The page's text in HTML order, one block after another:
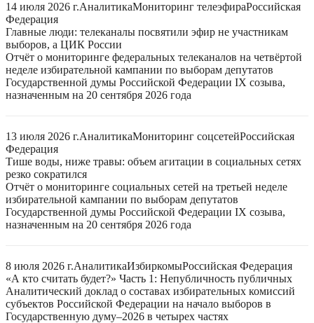
14 июля 2026 г.АналитикаМониторинг телеэфираРоссийская
Федерация
Главные люди: телеканалы посвятили эфир не участникам
выборов, а ЦИК России
Отчёт о мониторинге федеральных телеканалов на четвёртой
неделе избирательной кампании по выборам депутатов
Государственной думы Российской Федерации IX созыва,
назначенным на 20 сентября 2026 года
13 июля 2026 г.АналитикаМониторинг соцсетейРоссийская
Федерация
Тише воды, ниже травы: объем агитации в социальных сетях
резко сократился
Отчёт о мониторинге социальных сетей на третьей неделе
избирательной кампании по выборам депутатов
Государственной думы Российской Федерации IX созыва,
назначенным на 20 сентября 2026 года
8 июля 2026 г.АналитикаИзбиркомыРоссийская Федерация
«А кто считать будет?» Часть 1: Непубличность публичных
Аналитический доклад о составах избирательных комиссий
субъектов Российской Федерации на начало выборов в
Государственную думу–2026 в четырех частях